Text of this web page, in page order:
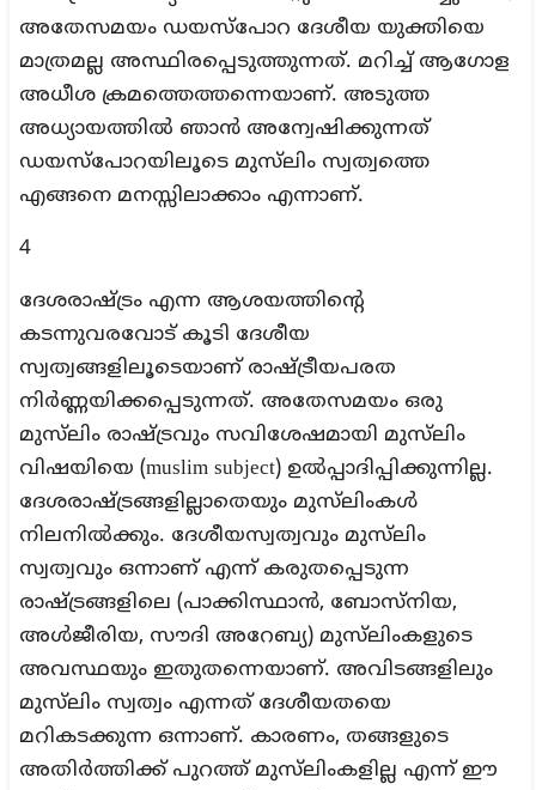
അതേസമയം ഡയസ്‌പോറ ദേശീയ യുക്തിയെ
മാത്രമല്ല അസ്ഥിരപ്പെടുത്തുന്നത്. മറിച്ച് ആഗോള
അധീശ ക്രമത്തെത്തന്നെയാണ്. അടുത്ത
അധ്യായത്തില്‍ ഞാന്‍ അന്വേഷിക്കുന്നത്
ഡയസ്‌പോറയിലൂടെ മുസ്‌ലിം സ്വത്വത്തെ
എങ്ങനെ മനസ്സിലാക്കാം എന്നാണ്.
4
ദേശരാഷ്ട്രം എന്ന ആശയത്തിന്റെ
കടന്നുവരവോട് കൂടി ദേശീയ
സ്വത്വങ്ങളിലൂടെയാണ് രാഷ്ട്രീയപരത
നിര്‍ണ്ണയിക്കപ്പെടുന്നത്. അതേസമയം ഒരു
മുസ്‌ലിം രാഷ്ട്രവും സവിശേഷമായി മുസ്‌ലിം
വിഷയിയെ (muslim subject) ഉല്‍പ്പാദിപ്പിക്കുന്നില്ല.
ദേശരാഷ്ട്രങ്ങളില്ലാതെയും മുസ്‌ലിംകള്‍
നിലനില്‍ക്കും. ദേശീയസ്വത്വവും മുസ്‌ലിം
സ്വത്വവും ഒന്നാണ് എന്ന് കരുതപ്പെടുന്ന
രാഷ്ട്രങ്ങളിലെ (പാക്കിസ്ഥാന്‍, ബോസ്‌നിയ,
അള്‍ജീരിയ, സൗദി അറേബ്യ) മുസ്‌ലിംകളുടെ
അവസ്ഥയും ഇതുതന്നെയാണ്. അവിടങ്ങളിലും
മുസ്‌ലിം സ്വത്വം എന്നത് ദേശീയതയെ
മറികടക്കുന്ന ഒന്നാണ്. കാരണം, തങ്ങളുടെ
അതിര്‍ത്തിക്ക് പുറത്ത് മുസ്‌ലിംകളില്ല എന്ന് ഈ